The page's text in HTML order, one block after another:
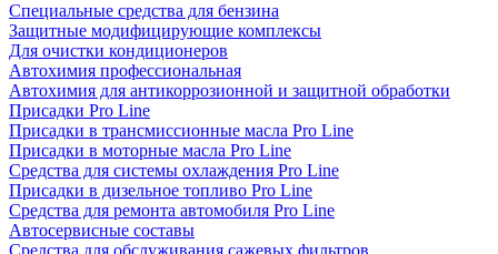
Специальные срeдства для бензина
Защитные модифицирующие комплексы
Для очистки кондиционеров
Автохимия профессиональная
Автохимия для антикоррозионной и защитной обработки
Присадки Pro Line
Присадки в трансмиссионные масла Pro Line
Присадки в моторные масла Pro Line
Средства для системы охлаждения Pro Line
Присадки в дизельное топливо Pro Line
Средства для ремонта автомобиля Pro Line
Автосервисные составы
Средства для обслуживания сажевых фильтров